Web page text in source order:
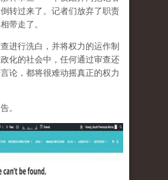
转过来了。记者们放弃了职责
带走了。
进行洗白，并将权力的运作制
化的社会中，任何通过审查还
论，都将很难动摇真正的权力
。